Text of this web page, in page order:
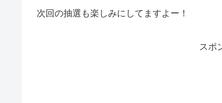
次回の抽選も楽しみにしてますよー！
スポ